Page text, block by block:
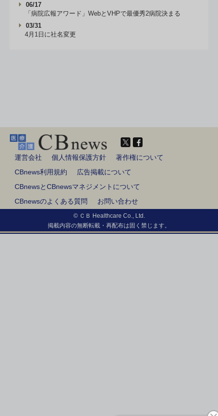
06/17
「病院広報アワード」WebとVHPで最優秀2病院決まる
03/31
4月1日に社名変更
運営会社 個人情報保護方針
著作権について
CBnews利用規約
広告掲載について
CBnewsとCBnewsマネジメントについて
CBnewsのよくある質問
お問い合わせ
© ＣＢ Healthcare Co., Ltd.
掲載内容の無断転載・再配布は固く禁じます。